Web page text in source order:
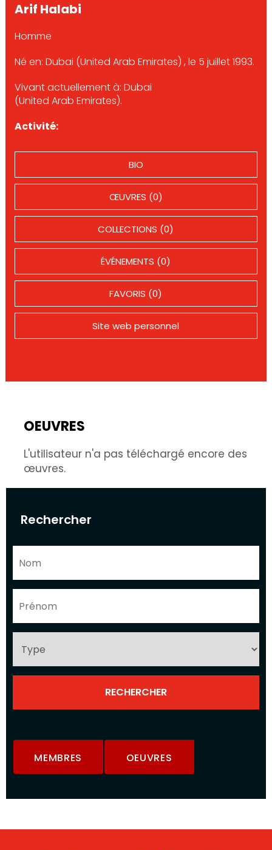
Rechercher
MEMBRES OEUVRES
Arif Halabi
Homme
Né en: Dubai (United Arab Emirates) , le 5 juillet 1993.
Vivant actuellement à: Dubai
(United Arab Emirates).
Activité:
BIO
ŒUVRES (0)
COLLECTIONS (0)
ÉVÉNEMENTS (0)
FAVORIS (0)
Site web personnel
OEUVRES
L'utilisateur n'a pas téléchargé encore des
œuvres.